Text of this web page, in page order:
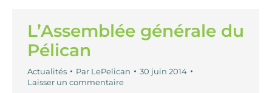
L’Assemblée générale du
Pélican
Actualités Par LePelican
30 juin 2014
Laisser un commentaire